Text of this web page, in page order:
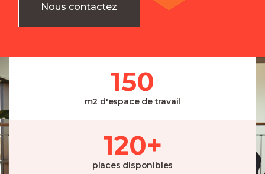
Nous contactez
150
m2 d'espace de travail
120+
places disponibles